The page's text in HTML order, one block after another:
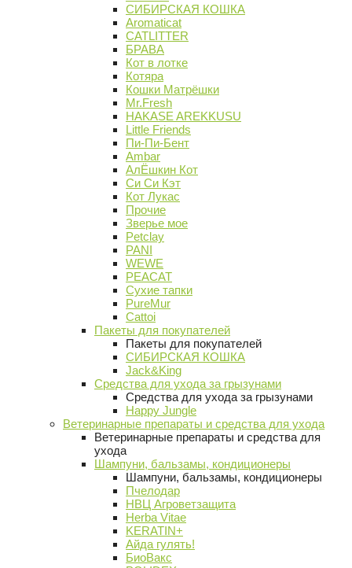
СИБИРСКАЯ КОШКА
Aromaticat
CATLITTER
БРАВА
Кот в лотке
Котяра
Кошки Матрёшки
Mr.Fresh
HAKASE AREKKUSU
Little Friends
Пи-Пи-Бент
Ambar
АлЁшкин Кот
Си Си Кэт
Кот Лукас
Прочие
Зверье мое
Petclay
PANI
WEWE
PEACAT
Сухие тапки
PureMur
Cattoi
Пакеты для покупателей
Пакеты для покупателей
СИБИРСКАЯ КОШКА
Jack&King
Средства для ухода за грызунами
Средства для ухода за грызунами
Happy Jungle
Ветеринарные препараты и средства для ухода
Ветеринарные препараты и средства для
ухода
Шампуни, бальзамы, кондиционеры
Шампуни, бальзамы, кондиционеры
Пчелодар
НВЦ Агроветзащита
Herba Vitae
KERATIN+
Айда гулять!
БиоВакс